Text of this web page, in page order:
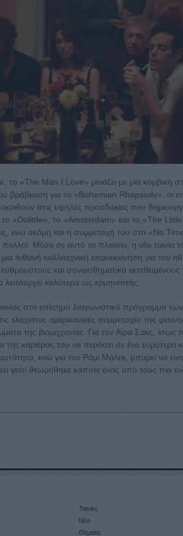
το «The Man I Love» μοιάζει με μια κομβική
βράβευση για το «Bohemian Rhapsody», οι
στις υψηλές προσδοκίες που
το «Dolittle», το «Amsterdam» και το «The
ενώ ακόμη και η συμμετοχή του στο «No
Μέσα σε αυτό το πλαίσιο, η νέα ταινία
πιθανή καλλιτεχνική επανεκκίνηση για τον
εύθραυστους και συναισθηματικά
λειτουργεί καλύτερα ως ερμηνευτής.
στο επίσημο διαγωνιστικό πρόγραμμα
ελάχιστες αμερικανικές συμμετοχές της
της βιομηχανίας. Για τον Αϊρα Σακς, ίσως
της καριέρας του να περάσει σε ένα
ενώ για τον Ράμι Μάλεκ, μπορεί να
γιατί θεωρήθηκε κάποτε ένας από τους πιο
Ταινίες
Νέα
Θέματα